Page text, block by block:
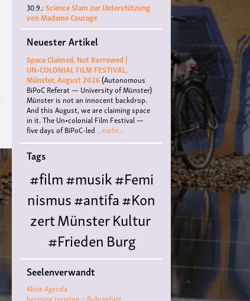
30.9.:Science Slam zur Unterstützung
von Madame Courage
Neuester Artikel
Space Claimed, Not Borrowed |
UN•COLONIAL FILM FESTIVAL,
Münster, August 2026(Autonomous
BiPoC Referat — University of Münster)
Münster is not an innocent backdrop.
And this August, we are claiming space
in it. The Un•colonial Film Festival —
five days of BiPoC-led ...mehr...
Tags
#film#musik#Femi
nismus#antifa#Kon
zertMünsterKultur
#FriedenBurg
Hülshoffliteratur#
Queer#Workshop
Seelenverwandt
Aktie Agenda
hermine termine – Ruhrgebiet